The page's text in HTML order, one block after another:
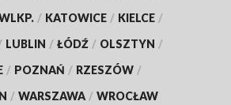
/ KATOWICE / KIELCE /
LUBLIN / ŁÓDŹ / OLSZTYN /
/ POZNAŃ / RZESZÓW /
/ WARSZAWA / WROCŁAW